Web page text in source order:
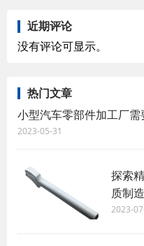
近期评论
没有评论可显示。
热门文章
小型汽车零部件加工厂需
2023-05-31
探索
质制造
2023-